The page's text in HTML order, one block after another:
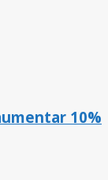
10%